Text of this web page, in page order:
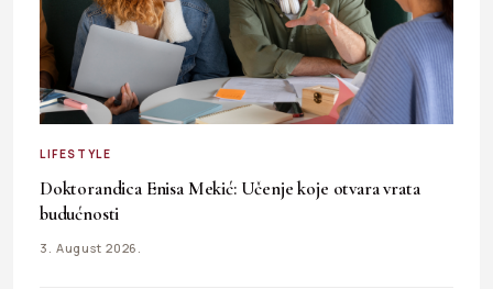
LIFESTYLE
Doktorandica Enisa Mekić: Učenje koje otvara vrata
budućnosti
3. August 2026.